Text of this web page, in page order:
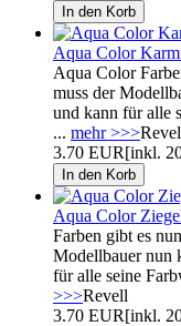
Aqua Color
Aqua Color
muss der
und kann für alle
... mehr >>>
3.70 EUR[inkl.
Aqua Color
Farben gibt es
Modellbauer nun
für alle seine
>>>Revell
3.70 EUR[inkl.